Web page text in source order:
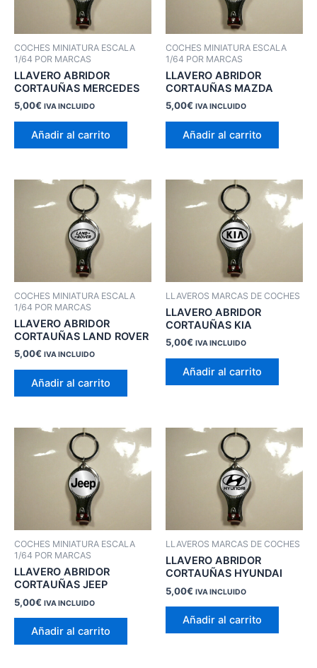
COCHES MINIATURA ESCALA
1/64 POR MARCAS
LLAVERO ABRIDOR
CORTAUÑAS MERCEDES
5,00€ IVA INCLUIDO
Añadir al carrito
COCHES MINIATURA ESCALA
1/64 POR MARCAS
LLAVERO ABRIDOR
CORTAUÑAS MAZDA
5,00€ IVA INCLUIDO
Añadir al carrito
COCHES MINIATURA ESCALA
1/64 POR MARCAS
LLAVERO ABRIDOR
CORTAUÑAS LAND ROVER
5,00€ IVA INCLUIDO
Añadir al carrito
LLAVEROS MARCAS DE COCHES
LLAVERO ABRIDOR
CORTAUÑAS KIA
5,00€ IVA INCLUIDO
Añadir al carrito
COCHES MINIATURA ESCALA
1/64 POR MARCAS
LLAVERO ABRIDOR
CORTAUÑAS JEEP
5,00€ IVA INCLUIDO
Añadir al carrito
LLAVEROS MARCAS DE COCHES
LLAVERO ABRIDOR
CORTAUÑAS HYUNDAI
5,00€ IVA INCLUIDO
Añadir al carrito